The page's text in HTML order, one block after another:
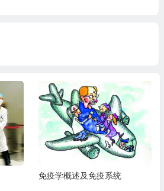
免疫学概述及免疫系统